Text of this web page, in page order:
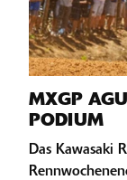
MXGP
PODIUM
Das Kawasaki